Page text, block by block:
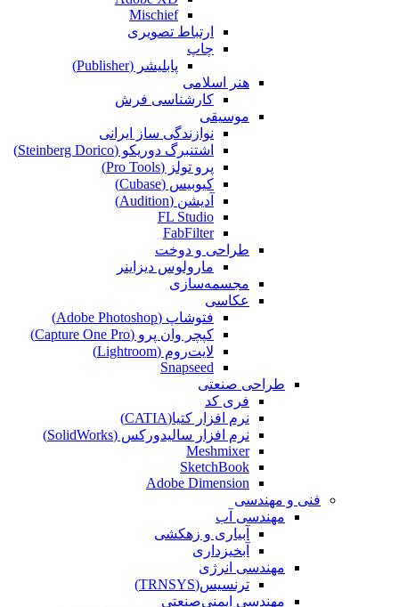
Mischief
ارتباط تصویری
چاپ
پابلیشر (Publisher)
هنر اسلامی
کارشناسی فرش
موسیقی
نوازندگی ساز ایرانی
اشتنبرگ دوریکو (Steinberg Dorico)
پرو تولز (Pro Tools)
کیوبیس (Cubase‎)
آدیشن (Audition)
FL Studio
FabFilter
طراحی و دوخت
مارولوس دیزاینر
مجسمه‌سازی‌
عکاسی
فتوشاپ (Adobe Photoshop)
کپچر وان پرو (Capture One Pro)
لایت‌روم (Lightroom)
Snapseed
طراحی صنعتی
فری کد
نرم افزار کتیا(CATIA)
نرم افزار سالیدورکس (SolidWorks)
Meshmixer
SketchBook
Adobe Dimension
فنی و مهندسی
مهندسی آب
آبیاری و زهکشی
آبخیزداری
مهندسی انرژی
ترنسیس(TRNSYS)
مهندسی ایمنی‌صنعتی